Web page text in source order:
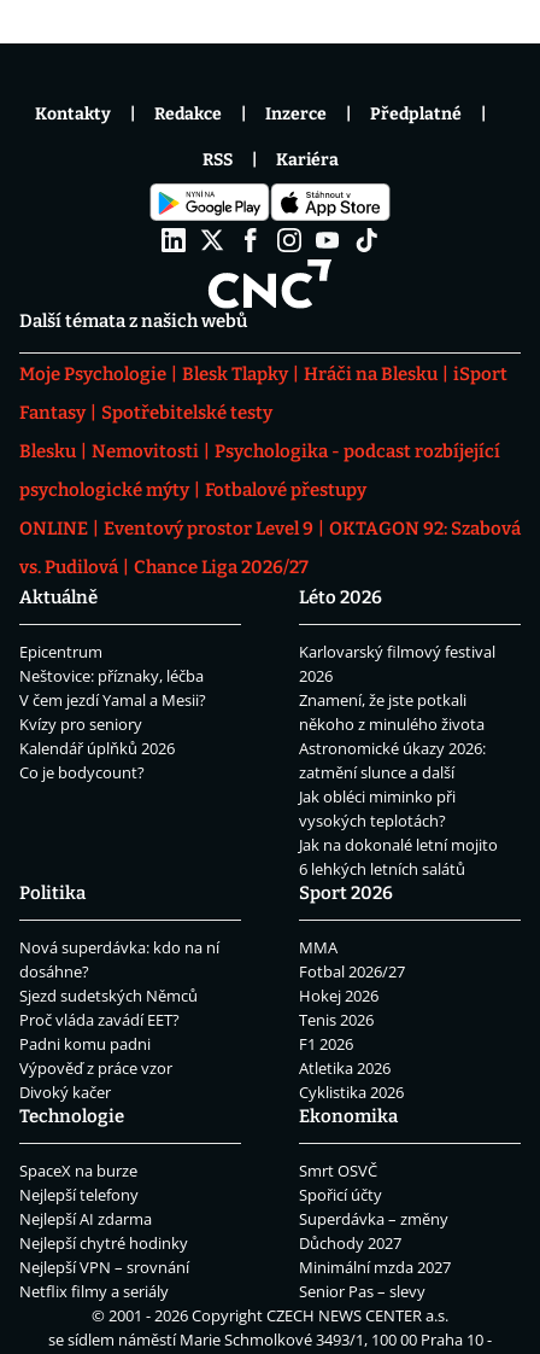
Další témata z našich webů
Moje Psychologie Blesk Tlapky Hráči na Blesku
iSport
Fantasy
Spotřebitelské testy
Blesku
Nemovitosti
Psychologika - podcast rozbíjející
psychologické mýty
Fotbalové přestupy
ONLINE
Eventový prostor Level 9
OKTAGON 92: Szabová
vs. Pudilová
Chance Liga 2026/27
Aktuálně
Epicentrum
Neštovice: příznaky, léčba
V čem jezdí Yamal a Mesii?
Kvízy pro seniory
Kalendář úplňků 2026
Co je bodycount?
Léto 2026
Karlovarský filmový festival
2026
Znamení, že jste potkali
někoho z minulého života
Astronomické úkazy 2026:
zatmění slunce a další
Jak obléci miminko při
vysokých teplotách?
Jak na dokonalé letní mojito
6 lehkých letních salátů
Politika
Nová superdávka: kdo na ní
dosáhne?
Sjezd sudetských Němců
Proč vláda zavádí EET?
Padni komu padni
Výpověď z práce vzor
Divoký kačer
Sport 2026
MMA
Fotbal 2026/27
Hokej 2026
Tenis 2026
F1 2026
Atletika 2026
Cyklistika 2026
Technologie
SpaceX na burze
Nejlepší telefony
Nejlepší AI zdarma
Nejlepší chytré hodinky
Nejlepší VPN – srovnání
Netflix filmy a seriály
Ekonomika
Smrt OSVČ
Spořicí účty
Superdávka – změny
Důchody 2027
Minimální mzda 2027
Senior Pas – slevy
Kontakty Redakce Inzerce Předplatné
RSS Kariéra
© 2001 - 2026 CopyrightCZECH NEWS CENTER a.s.
se sídlem náměstí Marie Schmolkové 3493/1, 100 00 Praha 10 -